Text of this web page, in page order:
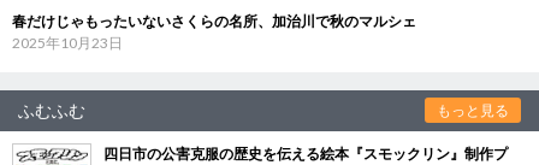
春だけじゃもったいないさくらの名所、加治川で秋のマルシェ
2025年10月23日
ふむふむ もっと見る
四日市の公害克服の歴史を伝える絵本『スモックリン』制作プ